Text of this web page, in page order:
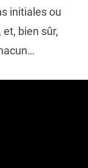
initiales ou
bien sûr,